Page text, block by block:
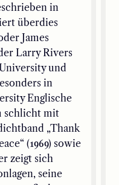
in
überdies
James
Larry Rivers
und
in
Englische
schlicht mit
„Thank
(1969) sowie
zeigt sich
seine